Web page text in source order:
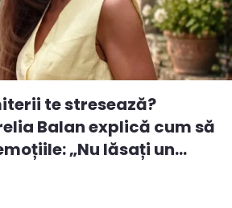
te stresează?
Balan explică cum să
„Nu lăsați un